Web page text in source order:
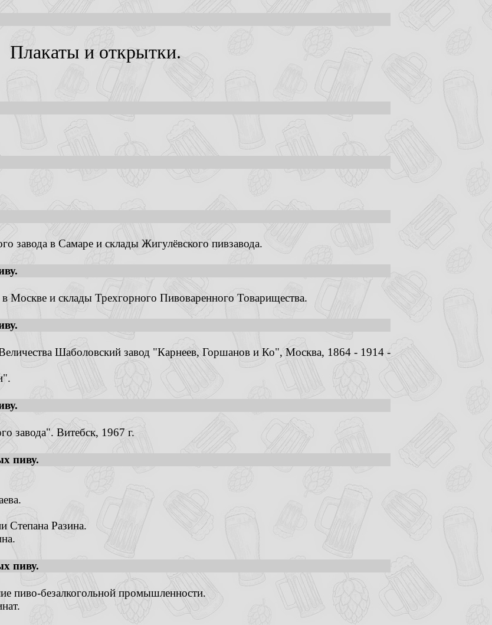
Плакаты и открытки.
завода в Самаре и склады Жигулёвского пивзавода.
Москве и склады Трехгорного Пивоваренного Товарищества.
Шаболовский завод "Карнеев, Горшанов и Ко", Москва, 1864 - 1914 -
завода". Витебск, 1967 г.
пиву.
Степана Разина.
пиву.
пиво-безалкогольной промышленности.